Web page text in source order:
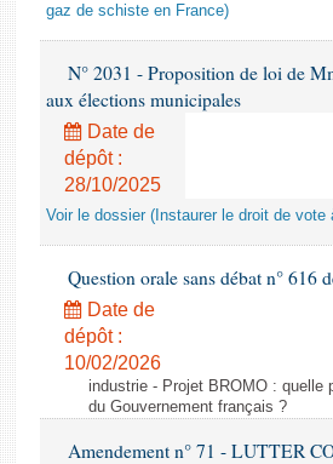
gaz de schiste en France)
N° 2031 - Proposition de loi de
aux élections municipales
Date de
dépôt :
28/10/2025
Voir le dossier (Instaurer le droit de
Question orale sans débat n° 616
Date de
dépôt :
10/02/2026
industrie - Projet BROMO : quelle
du Gouvernement français ?
Amendement n° 71 - LUTTER